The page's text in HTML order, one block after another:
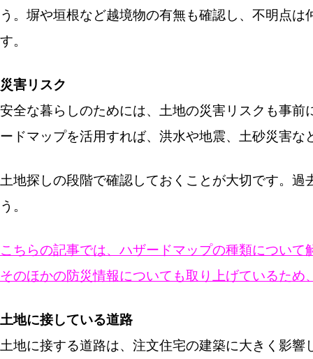
う。塀や垣根など越境物の有無も確認し、不明点
す。
災害リスク
安全な暮らしのためには、土地の災害リスクも事
ードマップを活用すれば、洪水や地震、土砂災害な
土地探しの段階で確認しておくことが大切です。
う。
こちらの記事では、ハザードマップの種類について
そのほかの防災情報についても取り上げているため
土地に接している道路
土地に接する道路は、注文住宅の建築に大きく影